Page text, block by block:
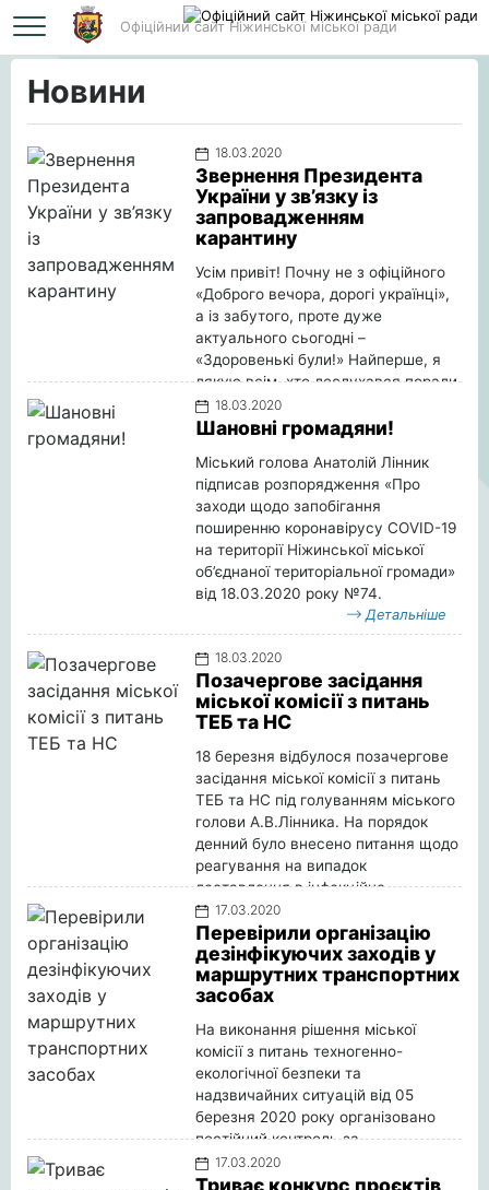
Офіційний сайт Ніжинської міської ради
Головна Новини
Новини
18.03.2020
Звернення Президента
України у зв’язку із
запровадженням
карантину
Усім привіт! Почну не з офіційного
«Доброго вечора, дорогі українці»,
а із забутого, проте дуже
актуального сьогодні –
«Здоровенькі були!» Найперше, я
дякую всім, хто дослухався поради
й сьогодні залишився вдома.
Детальніше
18.03.2020
Шановні громадяни!
Міський голова Анатолій Лінник
підписав розпорядження «Про
заходи щодо запобігання
поширенню коронавірусу COVID-19
на території Ніжинської міської
об’єднаної територіальної громади»
від 18.03.2020 року №74.
Детальніше
18.03.2020
Позачергове засідання
міської комісії з питань
ТЕБ та НС
18 березня відбулося позачергове
засідання міської комісії з питань
ТЕБ та НС під голуванням міського
голови А.В.Лінника. На порядок
денний було внесено питання щодо
реагування на випадок
доставлення в інфекційне
відділення ЦМЛ жінки, яка
повідомила про симптоми, які схожі
на коронавірусну інфекцію.
Детальніше
17.03.2020
Перевірили організацію
дезінфікуючих заходів у
маршрутних транспортних
засобах
На виконання рішення міської
комісії з питань техногенно-
екологічної безпеки та
надзвичайних ситуацій від 05
березня 2020 року організовано
постійний контроль за
проведенням дезінфікуючих заходів
у маршрутних транспортних
17.03.2020
Триває конкурс проєктів